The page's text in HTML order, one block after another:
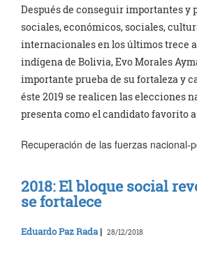
Después de conseguir importantes y
sociales, económicos, sociales,
internacionales en los últimos trece
indígena de Bolivia, Evo Morales
importante prueba de su fortaleza y
éste 2019 se realicen las elecciones
presenta como el candidato favorito
Recuperación de las fuerzas nacional-
2018: El bloque social
se fortalece
Eduardo Paz Rada | 28/12/2018